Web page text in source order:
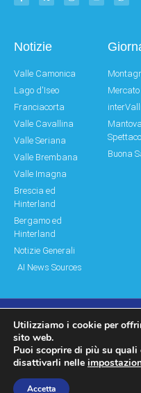
Notizie
Valle Camonica
Lago d'Iseo
Franciacorta
Valle Cavallina
Valle Seriana
Valle Brembana
Valle Imagna
Brescia ed
Hinterland
Bergamo ed
Hinterland
Notizie Generali
AI News Sources
interValli
Buona
© Copyright 2011
Log In|Log Out
Utilizziamo i cookie per
sito web.
Puoi scoprire di più su
disattivarli nelle
Accetta